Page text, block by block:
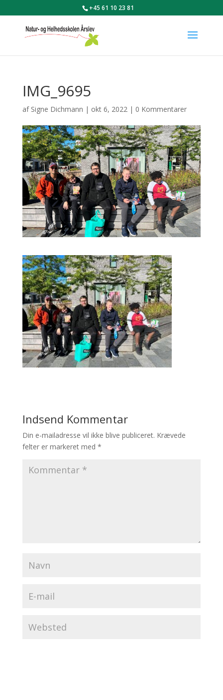
+45 61 10 23 81
IMG_9695
af Signe Dichmann | okt 6, 2022| 0 Kommentarer
Indsend Kommentar
Din e-mailadresse vil ikke blive publiceret. Krævede
felter er markeret med *